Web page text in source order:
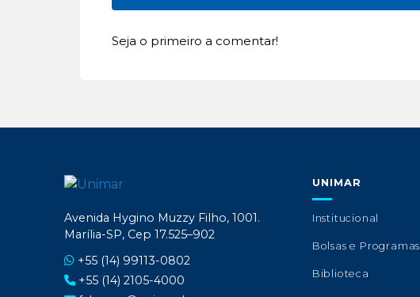
Seja o primeiro a comentar!
Avenida Hygino Muzzy Filho, 1001.
Marília-SP, Cep 17.525–902
+55 (14) 99113-0802
+55 (14) 2105-4000
UNIMAR
Institucional
Bolsas e Programas
Biblioteca